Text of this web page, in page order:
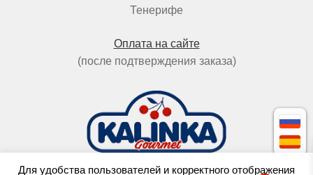
Тенерифе
Оплата на сайте
(после подтверждения заказа)
Для удобства пользователей и корректного отображения